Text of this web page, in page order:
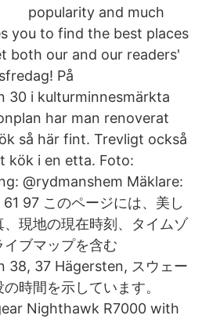
popularity and much
you to find the best places
both our and our readers'
På
30 i kulturminnesmärkta
har man renoverat
så här fint. Trevligt också
kök i en etta. Foto:
@rydmanshem Mäklare:
97 このページには、美し
現地の現在時刻、タイムゾ
ブマップを含む
38, 37 Hägersten, スウェー
時間を示しています。
Nighthawk R7000 with